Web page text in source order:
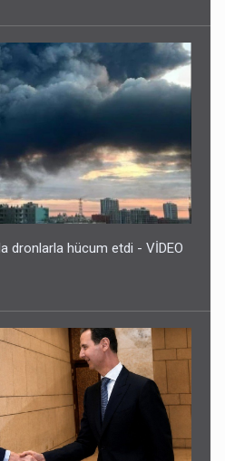
dronlarla hücum etdi - VİDEO